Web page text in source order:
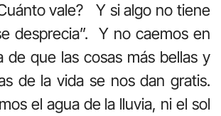
vale? Y si algo no tiene
desprecia”. Y no caemos en
de que las cosas más bellas y
de la vida se nos dan gratis.
el agua de la lluvia, ni el sol